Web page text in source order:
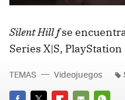
Silent Hill fse
Series X|S, PlayStation
TEMAS Videojuegos